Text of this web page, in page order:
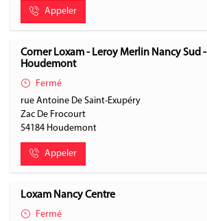
Appeler
Corner Loxam - Leroy Merlin Nancy Sud -
Houdemont
Fermé
rue Antoine De Saint-Exupéry
Zac De Frocourt
54184 Houdemont
Appeler
Loxam Nancy Centre
Fermé